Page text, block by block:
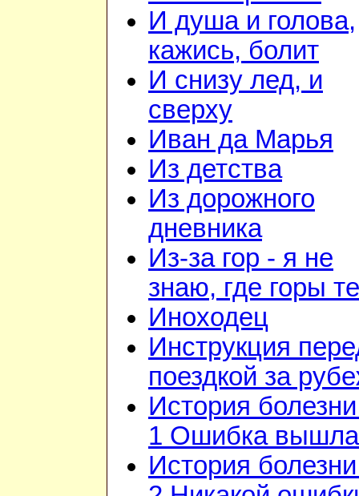
И душа и голова,
кажись, болит
И снизу лед, и
сверху
Иван да Марья
Из детства
Из дорожного
дневника
Из-за гор - я не
знаю, где горы те
Иноходец
Инструкция
поездкой за
История
1 Ошибка вышла
История